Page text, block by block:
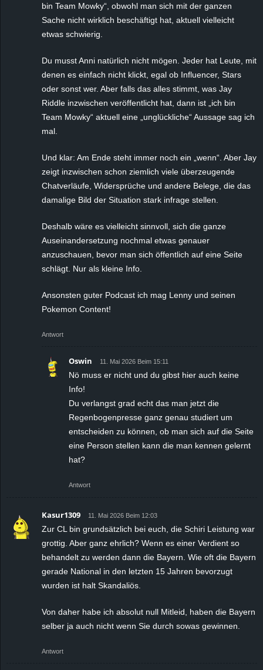
bin Team Mowky“, obwohl man sich mit der ganzen
Sache nicht wirklich beschäftigt hat, aktuell vielleicht
etwas schwierig.
Du musst Anni natürlich nicht mögen. Jeder hat Leute, mit
denen es einfach nicht klickt, egal ob Influencer, Stars
oder sonst wer. Aber falls das alles stimmt, was Jay
Riddle inzwischen veröffentlicht hat, dann ist „ich bin
Team Mowky“ aktuell eine „unglückliche“ Aussage sag ich
mal.
Und klar: Am Ende steht immer noch ein „wenn“. Aber Jay
zeigt inzwischen schon ziemlich viele überzeugende
Chatverläufe, Widersprüche und andere Belege, die das
damalige Bild der Situation stark infrage stellen.
Deshalb wäre es vielleicht sinnvoll, sich die ganze
Auseinandersetzung nochmal etwas genauer
anzuschauen, bevor man sich öffentlich auf eine Seite
schlägt. Nur als kleine Info.
Ansonsten guter Podcast ich mag Lenny und seinen
Pokemon Content!
Antwort
Oswin 11. Mai 2026 Beim 15:11
Nö muss er nicht und du gibst hier auch keine
Info!
Du verlangst grad echt das man jetzt die
Regenbogenpresse ganz genau studiert um
entscheiden zu können, ob man sich auf die Seite
eine Person stellen kann die man kennen gelernt
hat?
Antwort
Kasur1309 11. Mai 2026 Beim 12:03
Zur CL bin grundsätzlich bei euch, die Schiri Leistung war
grottig. Aber ganz ehrlich? Wenn es einer Verdient so
behandelt zu werden dann die Bayern. Wie oft die Bayern
gerade National in den letzten 15 Jahren bevorzugt
wurden ist halt Skandaliös.
Von daher habe ich absolut null Mitleid, haben die Bayern
selber ja auch nicht wenn Sie durch sowas gewinnen.
Antwort